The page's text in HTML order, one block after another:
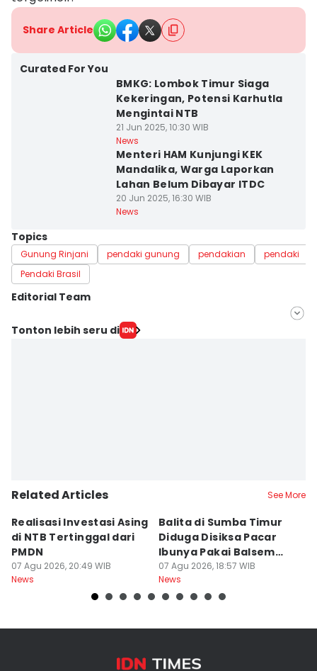
Share Article
Curated For You
BMKG: Lombok Timur Siaga
Kekeringan, Potensi Karhutla
Mengintai NTB
21 Jun 2025, 10:30 WIB
News
Menteri HAM Kunjungi KEK
Mandalika, Warga Laporkan
Lahan Belum Dibayar ITDC
20 Jun 2025, 16:30 WIB
News
Topics
Gunung Rinjani pendaki gunung pendakian
pendaki
Pendaki Brasil
Editorial Team
Editor
Tonton lebih seru di
Related Articles See More
Realisasi Investasi Asing
di NTB Tertinggal dari
PMDN
07 Agu 2026, 20:49 WIB
News
Balita di Sumba Timur
Diduga Disiksa Pacar
Ibunya Pakai Balsem
dan Cabai
07 Agu 2026, 18:57 WIB
News